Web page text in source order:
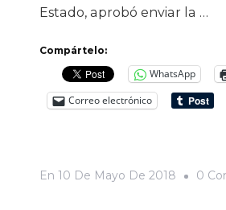
Estado, aprobó enviar la …
Compártelo:
WhatsApp
Correo electrónico
En 10 De Mayo De 2018 0